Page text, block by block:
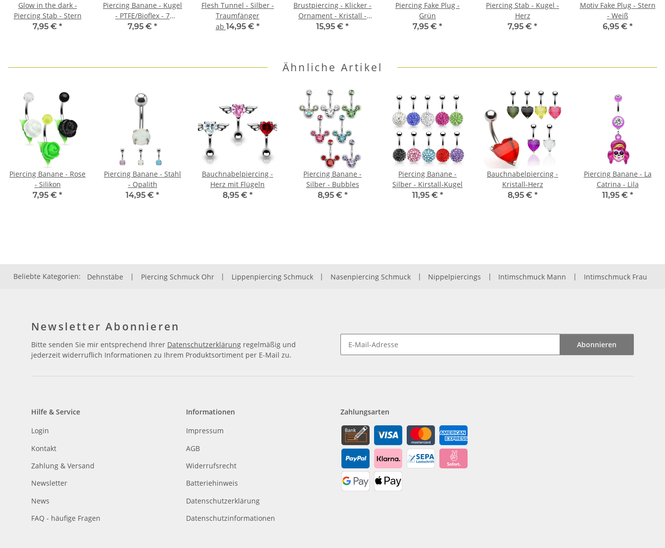
Glow in the dark -
Piercing Stab - Stern
7,95 € *
Piercing Banane - Kugel
- PTFE/Bioflex - 7
Farben
7,95 € *
Flesh Tunnel - Silber -
Traumfänger
ab 14,95 € *
Brustpiercing - Klicker -
Ornament - Kristall -
Eckig
15,95 € *
Piercing Fake Plug -
Grün
7,95 € *
Piercing Stab - Kugel -
Herz
7,95 € *
Motiv Fake Plug - Stern
- Weiß
6,95 € *
Ähnliche Artikel
Piercing Banane - Rose
- Silikon
7,95 € *
Piercing Banane - Stahl
- Opalith
14,95 € *
Bauchnabelpiercing -
Herz mit Flügeln
8,95 € *
Piercing Banane -
Silber - Bubbles
8,95 € *
Piercing Banane -
Silber - Kirstall-Kugel
11,95 € *
Bauchnabelpiercing -
Kristall-Herz
8,95 € *
Piercing Banane - La
Catrina - Lila
11,95 € *
Beliebte Kategorien: Dehnstäbe | Piercing Schmuck Ohr | Lippenpiercing Schmuck | Nasenpiercing Schmuck | Nippelpiercings | Intimschmuck Mann | Intimschmuck Frau
Newsletter Abonnieren
Bitte senden Sie mir entsprechend Ihrer Datenschutzerklärung regelmäßig und
jederzeit widerruflich Informationen zu Ihrem Produktsortiment per E-Mail zu.
Abonnieren
Hilfe & Service
Login
Kontakt
Zahlung & Versand
Newsletter
News
FAQ - häufige Fragen
Informationen
Impressum
AGB
Widerrufsrecht
Batteriehinweis
Datenschutzerklärung
Datenschutzinformationen
Zahlungsarten